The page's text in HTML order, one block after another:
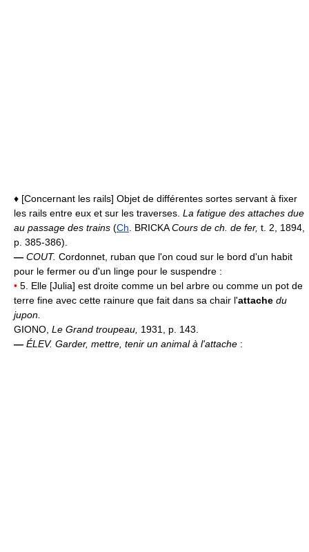
♦ [Concernant les rails] Objet de différentes sortes servant à fixer
les rails entre eux et sur les traverses. La fatigue des attaches due
au passage des trains (Ch . BRICKACours de ch. de fer, t. 2, 1894,
p. 385-386).
— COUT. Cordonnet, ruban que l'on coud sur le bord d'un habit
pour le fermer ou d'un linge pour le suspendre :
• 5. Elle [Julia] est droite comme un bel arbre ou comme un pot de
terre fine avec cette rainure que fait dans sa chair l'attache du
jupon.
GIONO, Le Grand troupeau, 1931, p. 143.
— ÉLEV. Garder, mettre, tenir un animal à l'attache :